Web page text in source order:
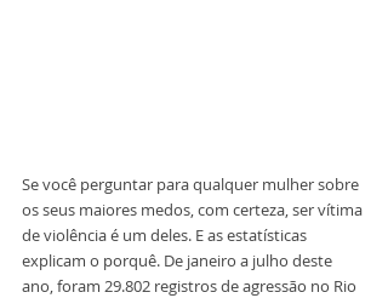
Se você perguntar para qualquer mulher sobre
os seus maiores medos, com certeza, ser vítima
de violência é um deles. E as estatísticas
explicam o porquê. De janeiro a julho deste
ano, foram 29.802 registros de agressão no Rio